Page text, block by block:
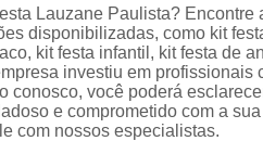
Lauzane Paulista?
disponibilizadas, como kit
kit festa infantil, kit festa de
investiu em profissionais
conosco, você poderá
e comprometido com a
com nossos especialistas.